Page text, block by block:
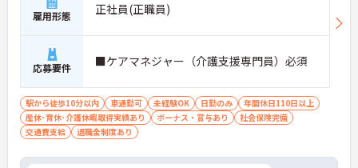
雇用形態 正社員(正職員)
応募要件 ■ケアマネジャー（介護支援専門員）必須
駅から徒歩10分以内 車通勤可 未経験OK 日勤のみ
年間休日110日以上
産休･育休･介護休暇取得実績あり
ボーナス・賞与あり
社会保険完備
交通費支給
退職金制度あり